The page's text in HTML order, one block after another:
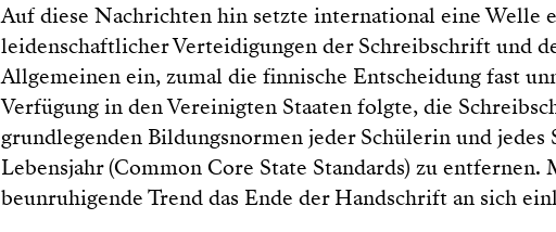
Auf diese Nachrichten hin setzte international eine Welle
leidenschaftlicher Verteidigungen der Schreibschrift und
Allgemeinen ein, zumal die finnische Entscheidung fast
Verfügung in den Vereinigten Staaten folgte, die
grundlegenden Bildungsnormen jeder Schülerin und jedes
Lebensjahr (Common Core State Standards) zu entfernen.
beunruhigende Trend das Ende der Handschrift an sich